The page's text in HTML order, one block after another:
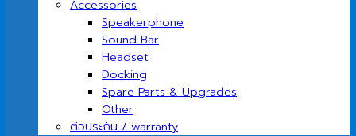
Accessories
Speakerphone
Sound Bar
Headset
Docking
Spare Parts & Upgrades
Other
ต่อประกัน / warranty